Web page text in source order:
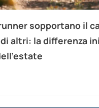
sopportano il
altri: la differenza